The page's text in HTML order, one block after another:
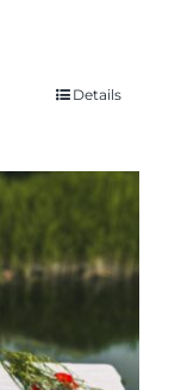
Details